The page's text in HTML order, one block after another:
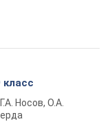
класс
Носов, О.А.